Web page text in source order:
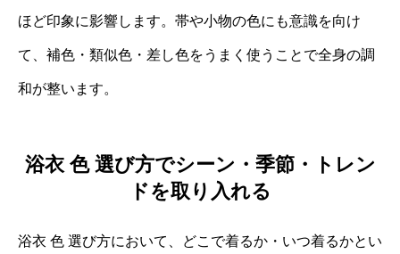
ほど印象に影響します。帯や小物の色にも意識を向け
て、補色・類似色・差し色をうまく使うことで全身の調
和が整います。
浴衣 色 選び方でシーン・季節・トレン
ドを取り入れる
浴衣 色 選び方において、どこで着るか・いつ着るかとい